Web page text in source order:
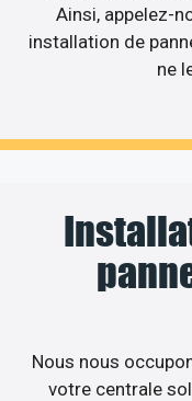
Ainsi, appelez-
installation de
ne
Nous nous
votre centrale